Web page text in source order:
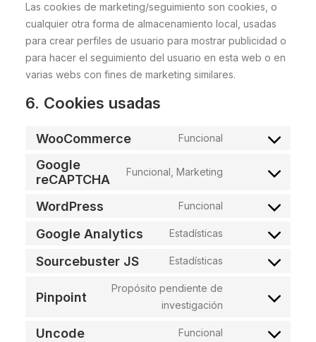
Las cookies de marketing/seguimiento son cookies, o
cualquier otra forma de almacenamiento local, usadas
para crear perfiles de usuario para mostrar publicidad o
para hacer el seguimiento del usuario en esta web o en
varias webs con fines de marketing similares.
6. Cookies usadas
WooCommerce Funcional
Consent
Google
reCAPTCHA
Funcional, Marketing
Consent
google-
WordPress Funcional
Consent
wordpress
Google Analytics Estadísticas
Consent
google-
Sourcebuster JS Estadísticas
Consent
Pinpoint
Propósito pendiente de
investigación
Consent
Uncode Funcional Consent